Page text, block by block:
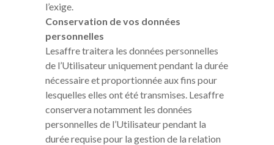
l’exige.
Conservation de vos données
personnelles
Lesaffre traitera les données personnelles
de l’Utilisateur uniquement pendant la durée
nécessaire et proportionnée aux fins pour
lesquelles elles ont été transmises. Lesaffre
conservera notamment les données
personnelles de l’Utilisateur pendant la
durée requise pour la gestion de la relation